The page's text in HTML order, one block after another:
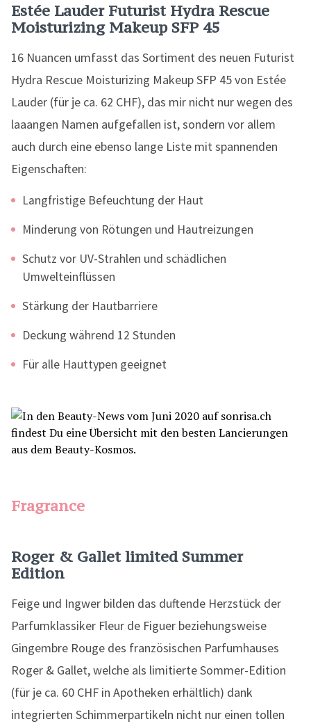
Estée Lauder Futurist Hydra Rescue
Moisturizing Makeup SFP 45
16 Nuancen umfasst das Sortiment des neuen Futurist
Hydra Rescue Moisturizing Makeup SFP 45 von Estée
Lauder (für je ca. 62 CHF), das mir nicht nur wegen des
laaangen Namen aufgefallen ist, sondern vor allem
auch durch eine ebenso lange Liste mit spannenden
Eigenschaften:
Langfristige Befeuchtung der Haut
Minderung von Rötungen und Hautreizungen
Schutz vor UV-Strahlen und schädlichen
Umwelteinflüssen
Stärkung der Hautbarriere
Deckung während 12 Stunden
Für alle Hauttypen geeignet
Fragrance
Roger & Gallet limited Summer
Edition
Feige und Ingwer bilden das duftende Herzstück der
Parfumklassiker Fleur de Figuer beziehungsweise
Gingembre Rouge des französischen Parfumhauses
Roger & Gallet, welche als limitierte Sommer-Edition
(für je ca. 60 CHF in Apotheken erhältlich) dank
integrierten Schimmerpartikeln nicht nur einen tollen